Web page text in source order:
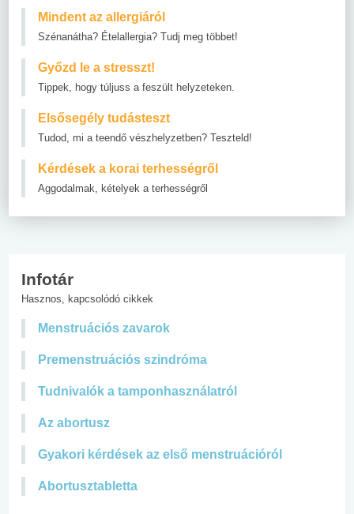
Mindent az allergiáról
Szénanátha? Ételallergia? Tudj meg többet!
Győzd le a stresszt!
Tippek, hogy túljuss a feszült helyzeteken.
Elsősegély tudásteszt
Tudod, mi a teendő vészhelyzetben? Teszteld!
Kérdések a korai terhességről
Aggodalmak, kételyek a terhességről
Infotár
Hasznos, kapcsolódó cikkek
Menstruációs zavarok
Premenstruációs szindróma
Tudnivalók a tamponhasználatról
Az abortusz
Gyakori kérdések az első menstruációról
Abortusztabletta